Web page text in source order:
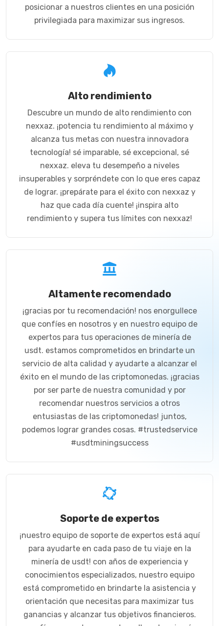
posicionar a nuestros clientes en una posición
privilegiada para maximizar sus ingresos.
Alto rendimiento
Descubre un mundo de alto rendimiento con
nexxaz. ¡potencia tu rendimiento al máximo y
alcanza tus metas con nuestra innovadora
tecnología! sé imparable, sé excepcional, sé
nexxaz. eleva tu desempeño a niveles
insuperables y sorpréndete con lo que eres capaz
de lograr. ¡prepárate para el éxito con nexxaz y
haz que cada día cuente! ¡inspira alto
rendimiento y supera tus límites con nexxaz!
Altamente recomendado
¡gracias por tu recomendación! nos enorgullece
que confíes en nosotros y en nuestro equipo de
expertos para tus operaciones de minería de
usdt. estamos comprometidos en brindarte un
servicio de alta calidad y ayudarte a alcanzar el
éxito en el mundo de las criptomonedas. ¡gracias
por ser parte de nuestra comunidad y por
recomendar nuestros servicios a otros
entusiastas de las criptomonedas! juntos,
podemos lograr grandes cosas. #trustedservice
#usdtminingsuccess
Soporte de expertos
¡nuestro equipo de soporte de expertos está aquí
para ayudarte en cada paso de tu viaje en la
minería de usdt! con años de experiencia y
conocimientos especializados, nuestro equipo
está comprometido en brindarte la asistencia y
orientación que necesitas para maximizar tus
ganancias y alcanzar tus objetivos financieros.